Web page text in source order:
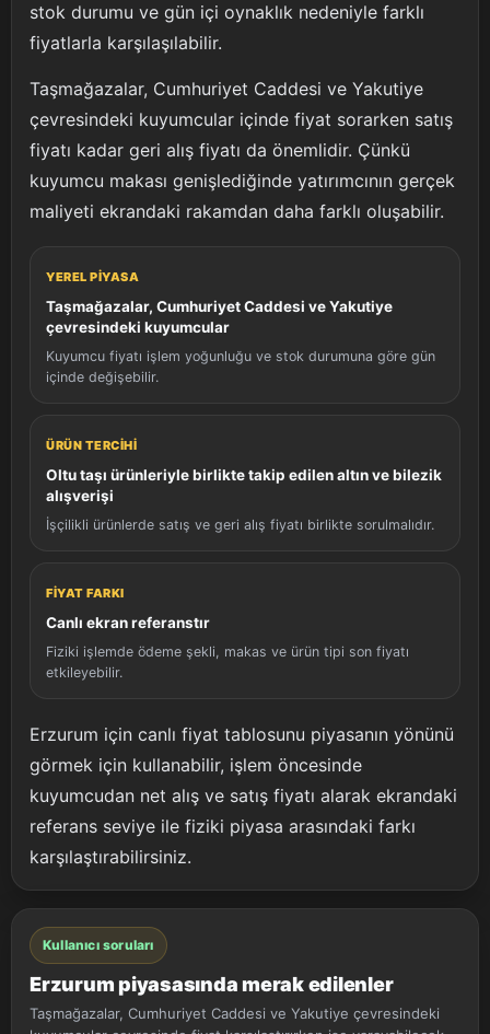
stok durumu ve gün içi oynaklık nedeniyle farklı
fiyatlarla karşılaşılabilir.
Taşmağazalar, Cumhuriyet Caddesi ve Yakutiye
çevresindeki kuyumcular içinde fiyat sorarken satış
fiyatı kadar geri alış fiyatı da önemlidir. Çünkü
kuyumcu makası genişlediğinde yatırımcının gerçek
maliyeti ekrandaki rakamdan daha farklı oluşabilir.
YEREL PIYASA
Taşmağazalar, Cumhuriyet Caddesi ve Yakutiye
çevresindeki kuyumcular
Kuyumcu fiyatı işlem yoğunluğu ve stok durumuna göre gün
içinde değişebilir.
ÜRÜN TERCIHI
Oltu taşı ürünleriyle birlikte takip edilen altın ve bilezik
alışverişi
İşçilikli ürünlerde satış ve geri alış fiyatı birlikte sorulmalıdır.
FIYAT FARKI
Canlı ekran referanstır
Fiziki işlemde ödeme şekli, makas ve ürün tipi son fiyatı
etkileyebilir.
Erzurum için canlı fiyat tablosunu piyasanın yönünü
görmek için kullanabilir, işlem öncesinde
kuyumcudan net alış ve satış fiyatı alarak ekrandaki
referans seviye ile fiziki piyasa arasındaki farkı
karşılaştırabilirsiniz.
Kullanıcı soruları
Erzurum piyasasında merak edilenler
Taşmağazalar, Cumhuriyet Caddesi ve Yakutiye çevresindeki